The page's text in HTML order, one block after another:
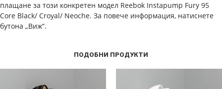
плащане за този конкретен модел Reebok Instapump Fury 95
Core Black/ Croyal/ Neoche. За повече информация, натиснете
бутона „Виж“.
ПОДОБНИ ПРОДУКТИ